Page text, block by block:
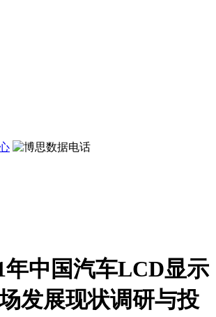
年中国汽车LCD显示
发展现状调研与投